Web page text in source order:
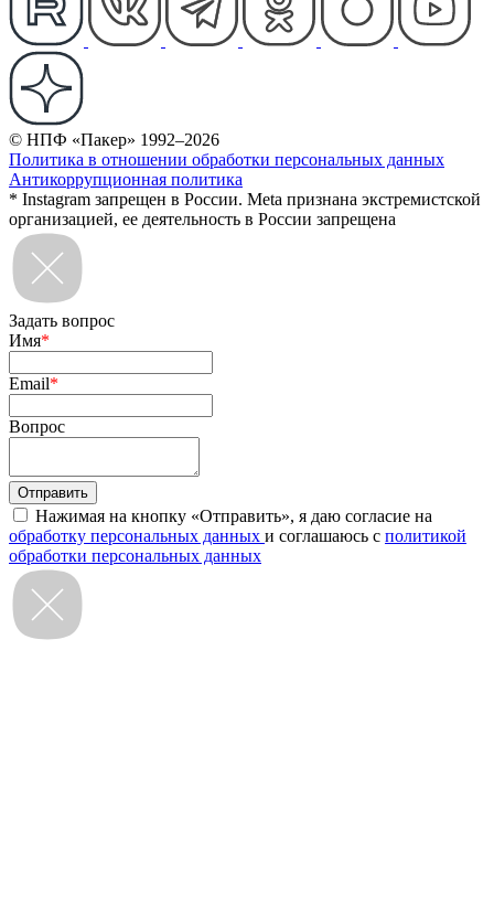
© НПФ «Пакер» 1992–2026
Политика в отношении обработки персональных данных
Антикоррупционная политика
* Instagram запрещен в России. Meta признана экстремистской
организацией, ее деятельность в России запрещена
Задать вопрос
Имя*
Email*
Вопрос
Нажимая на кнопку «Отправить», я даю согласие на
обработку персональных данных и соглашаюсь с политикой
обработки персональных данных